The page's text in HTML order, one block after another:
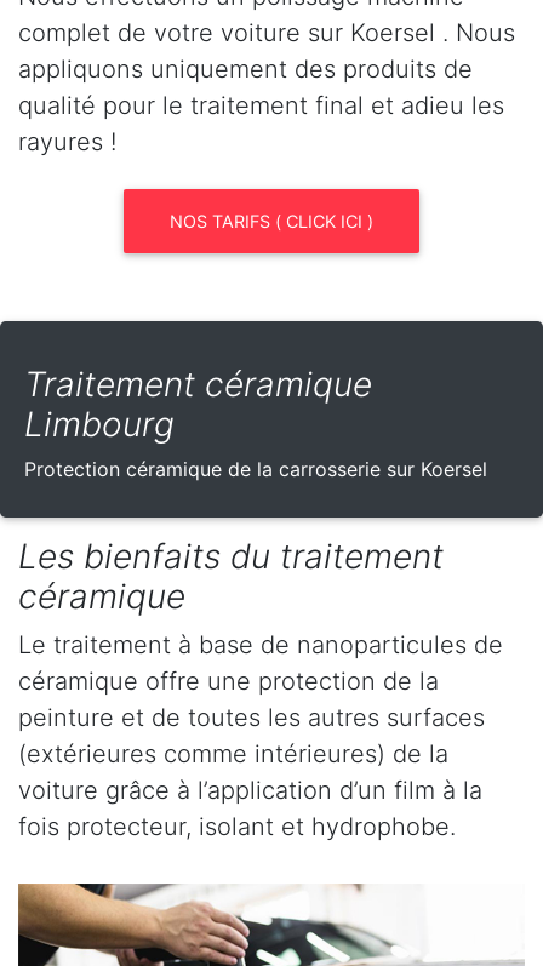
complet de votre voiture sur Koersel . Nous
appliquons uniquement des produits de
qualité pour le traitement final et adieu les
rayures !
NOS TARIFS ( CLICK ICI )
Traitement céramique
Limbourg
Protection céramique de la carrosserie sur Koersel
Les bienfaits du traitement
céramique
Le traitement à base de nanoparticules de
céramique offre une protection de la
peinture et de toutes les autres surfaces
(extérieures comme intérieures) de la
voiture grâce à l’application d’un film à la
fois protecteur, isolant et hydrophobe.